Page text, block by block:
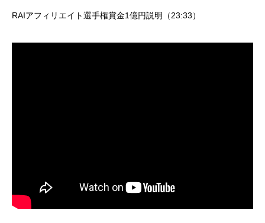
RAIアフィリエイト選手権賞金1億円説明（23:33）